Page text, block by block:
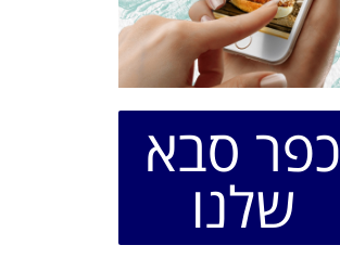
כפר סבא
שלנו